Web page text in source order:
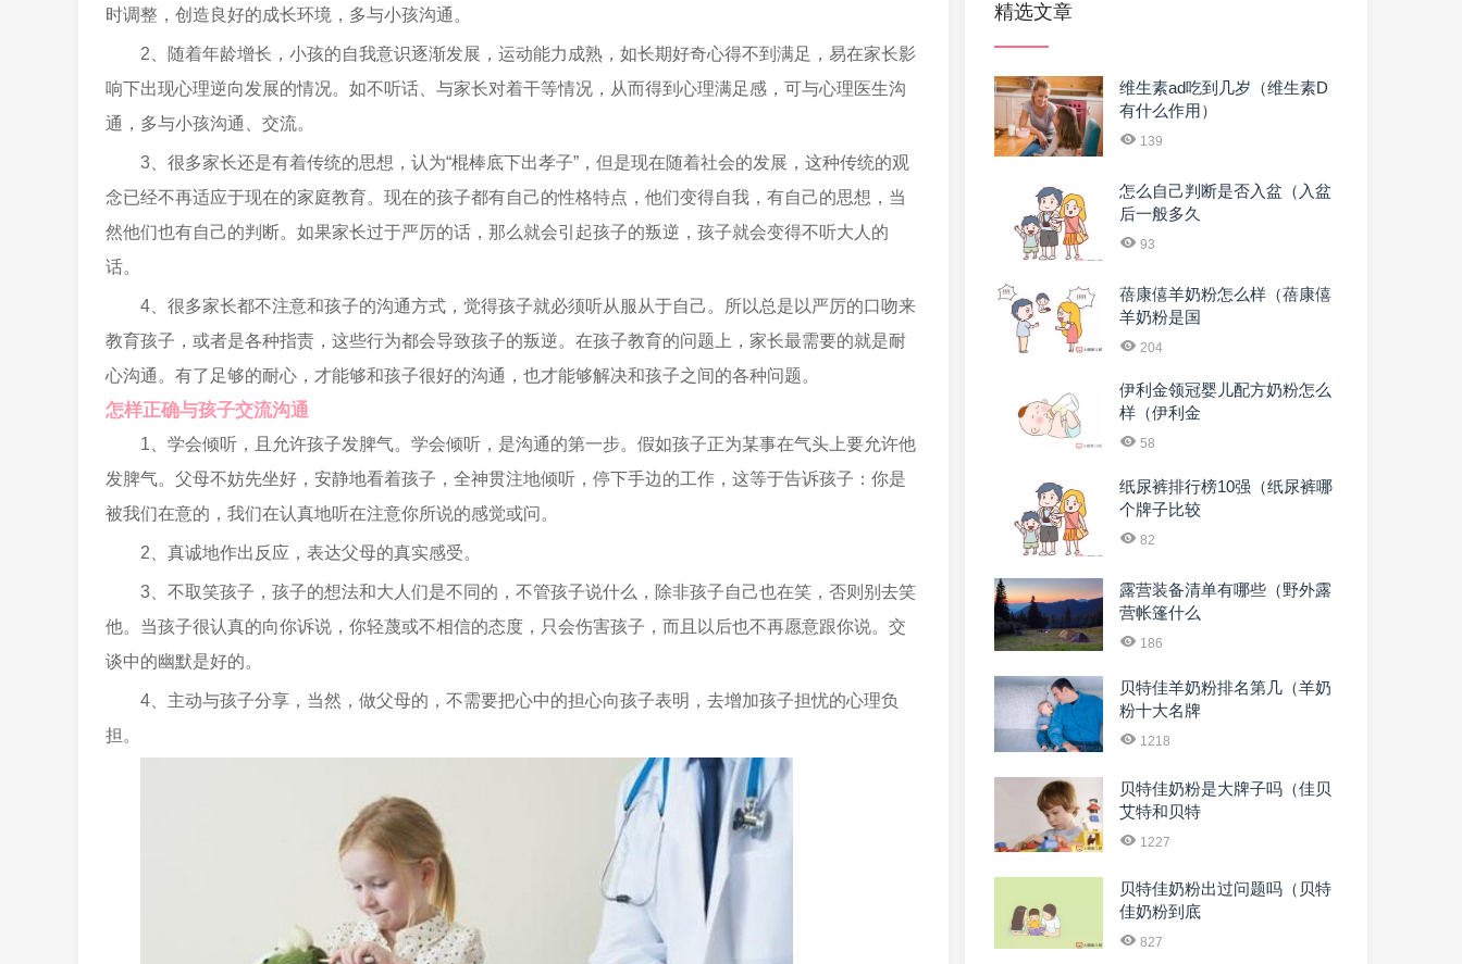
时调整，创造良好的成长环境，多与小孩沟通。
2、随着年龄增长，小孩的自我意识逐渐发展，运动能力成熟，如长期好奇心得不到满足，易在家长影
响下出现心理逆向发展的情况。如不听话、与家长对着干等情况，从而得到心理满足感，可与心理医生沟
通，多与小孩沟通、交流。
3、很多家长还是有着传统的思想，认为“棍棒底下出孝子”，但是现在随着社会的发展，这种传统的观
念已经不再适应于现在的家庭教育。现在的孩子都有自己的性格特点，他们变得自我，有自己的思想，当
然他们也有自己的判断。如果家长过于严厉的话，那么就会引起孩子的叛逆，孩子就会变得不听大人的
话。
4、很多家长都不注意和孩子的沟通方式，觉得孩子就必须听从服从于自己。所以总是以严厉的口吻来
教育孩子，或者是各种指责，这些行为都会导致孩子的叛逆。在孩子教育的问题上，家长最需要的就是耐
心沟通。有了足够的耐心，才能够和孩子很好的沟通，也才能够解决和孩子之间的各种问题。
怎样正确与孩子交流沟通
1、学会倾听，且允许孩子发脾气。学会倾听，是沟通的第一步。假如孩子正为某事在气头上要允许他
发脾气。父母不妨先坐好，安静地看着孩子，全神贯注地倾听，停下手边的工作，这等于告诉孩子：你是
被我们在意的，我们在认真地听在注意你所说的感觉或问。
2、真诚地作出反应，表达父母的真实感受。
3、不取笑孩子，孩子的想法和大人们是不同的，不管孩子说什么，除非孩子自己也在笑，否则别去笑
他。当孩子很认真的向你诉说，你轻蔑或不相信的态度，只会伤害孩子，而且以后也不再愿意跟你说。交
谈中的幽默是好的。
4、主动与孩子分享，当然，做父母的，不需要把心中的担心向孩子表明，去增加孩子担忧的心理负
担。
精选文章
维生素ad吃到几岁（维生素D
有什么作用）
139
怎么自己判断是否入盆（入盆
后一般多久
93
蓓康僖羊奶粉怎么样（蓓康僖
羊奶粉是国
204
伊利金领冠婴儿配方奶粉怎么
样（伊利金
58
纸尿裤排行榜10强（纸尿裤哪
个牌子比较
82
露营装备清单有哪些（野外露
营帐篷什么
186
贝特佳羊奶粉排名第几（羊奶
粉十大名牌
1218
贝特佳奶粉是大牌子吗（佳贝
艾特和贝特
1227
贝特佳奶粉出过问题吗（贝特
佳奶粉到底
827